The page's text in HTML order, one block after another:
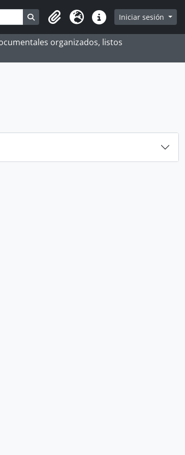
Search in browse page
Portapapeles
Idioma Enlaces rápidos
Iniciar sesión
organizados, listos